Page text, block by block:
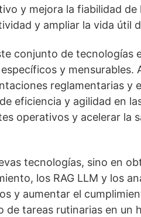
y mejora la fiabilidad
y ampliar la vida útil
conjunto de tecnologías
y mensurables.
reglamentarias y
eficiencia y agilidad en
operativos y acelerar la
tecnologías, sino en
los RAG LLM y los
y aumentar el
tareas rutinarias en